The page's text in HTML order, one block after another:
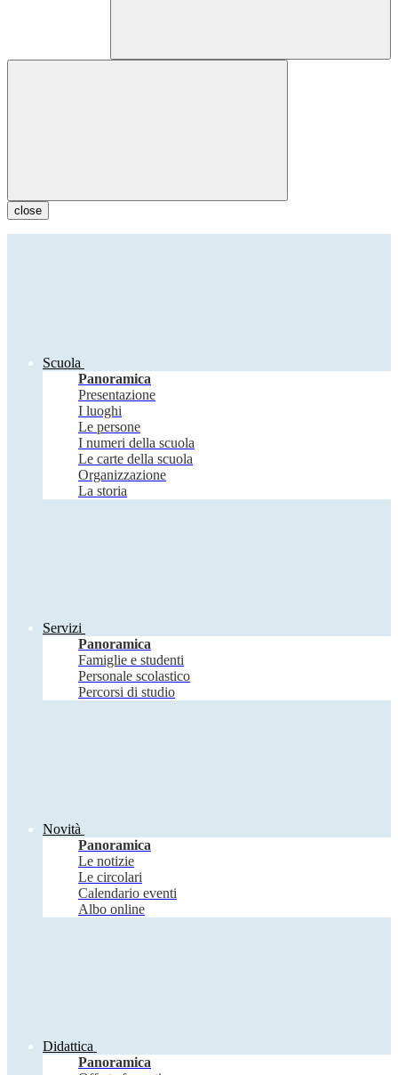
close
Scuola
Panoramica
Presentazione
I luoghi
Le persone
I numeri della scuola
Le carte della scuola
Organizzazione
La storia
Servizi
Panoramica
Famiglie e studenti
Personale scolastico
Percorsi di studio
Novità
Panoramica
Le notizie
Le circolari
Calendario eventi
Albo online
Didattica
Panoramica